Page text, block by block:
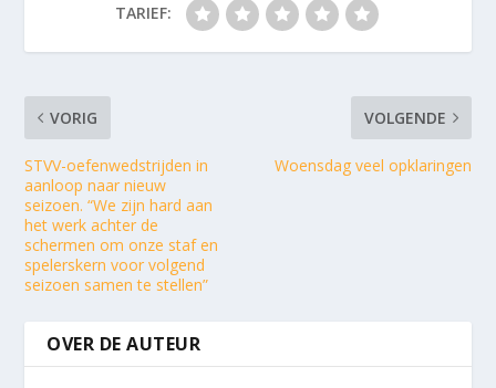
TARIEF:
VORIG
STVV-oefenwedstrijden in
aanloop naar nieuw
seizoen. “We zijn hard aan
het werk achter de
schermen om onze staf en
spelerskern voor volgend
seizoen samen te stellen”
VOLGENDE
Woensdag veel opklaringen
OVER DE AUTEUR